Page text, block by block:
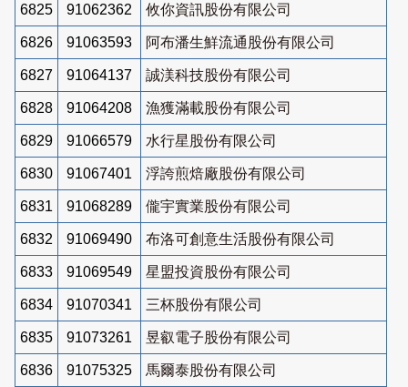
6825 91062362 攸你資訊股份有限公司
6826 91063593 阿布潘生鮮流通股份有限公司
6827 91064137 誠渼科技股份有限公司
6828 91064208 漁獲滿載股份有限公司
6829 91066579 水行星股份有限公司
6830 91067401 浮誇煎焙廠股份有限公司
6831 91068289 儱宇實業股份有限公司
6832 91069490 布洛可創意生活股份有限公司
6833 91069549 星盟投資股份有限公司
6834 91070341 三杯股份有限公司
6835 91073261 昱叡電子股份有限公司
6836 91075325 馬爾泰股份有限公司